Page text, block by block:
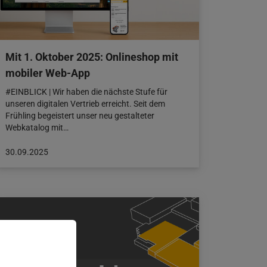
Mit 1. Oktober 2025: Onlineshop mit
mobiler Web-App
#EINBLICK | Wir haben die nächste Stufe für
unseren digitalen Vertrieb erreicht. Seit dem
Frühling begeistert unser neu gestalteter
Webkatalog mit…
Beitrag
30.09.2025